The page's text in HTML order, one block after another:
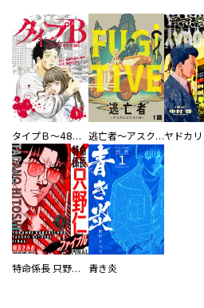
タイプＢ～48時間後、致死率100％～【単話】 逃亡者～アスクレピオスの杖～ヤドカリ
特命係長 只野仁ファイナル 愛蔵版 青き炎